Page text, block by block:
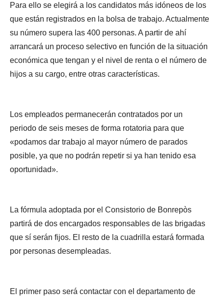
Para ello se elegirá a los candidatos más idóneos de los
que están registrados en la bolsa de trabajo. Actualmente
su número supera las 400 personas. A partir de ahí
arrancará un proceso selectivo en función de la situación
económica que tengan y el nivel de renta o el número de
hijos a su cargo, entre otras características.
Los empleados permanecerán contratados por un
periodo de seis meses de forma rotatoria para que
«podamos dar trabajo al mayor número de parados
posible, ya que no podrán repetir si ya han tenido esa
oportunidad».
La fórmula adoptada por el Consistorio de Bonrepòs
partirá de dos encargados responsables de las brigadas
que sí serán fijos. El resto de la cuadrilla estará formada
por personas desempleadas.
El primer paso será contactar con el departamento de